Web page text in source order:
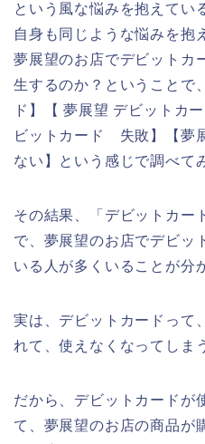
という風な悩みを抱えてい
自身も同じような悩みを抱
夢展望のお店でデビットカ
生するのか？ということで
ド】【 夢展望 デビットカ
ビットカード 失敗】【夢
ない】という感じで調べて
その結果、「デビットカー
で、夢展望のお店でデビッ
いる人が多くいることが分
実は、デビットカードって
れて、使えなくなってしま
だから、デビットカードが
て、夢展望のお店の商品が